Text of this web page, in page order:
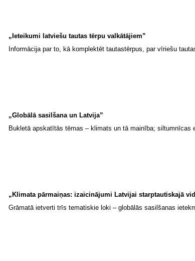
„Ieteikumi latviešu tautas tērpu valkātājiem”
Informācija par to, kā komplektēt tautastērpus, par vīriešu
„Globālā sasilšana un Latvija”
Bukletā apskatītās tēmas – klimats un tā mainība;
„Klimata pārmaiņas: izaicinājumi Latvijai starptautiskajā
Grāmatā ietverti trīs tematiskie loki – globālās sasilšanas